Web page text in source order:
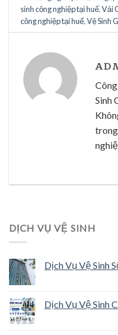
sinh công nghiệp tại huế,Vải
công nghiệp tại huế,Vệ Sinh
Sinh
DỊCH VỤ VỆ SINH
Dịch Vụ Vệ Sinh
Dịch Vụ Vệ Sinh